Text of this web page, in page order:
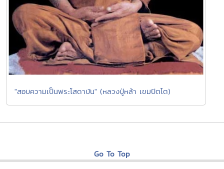
"สอบความเป็นพระโสดาบัน" (หลวงปู่หล้า เขมปัตโต)
Go To Top